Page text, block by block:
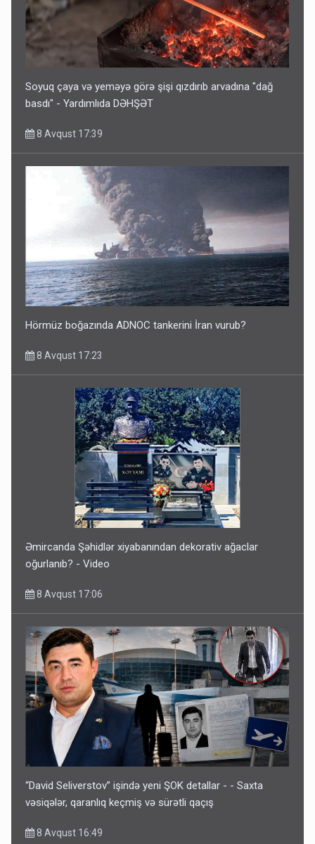
Soyuq çaya və yeməyə görə şişi qızdırıb arvadına "dağ
basdı" - Yardımlıda DƏHŞƏT
8 Avqust 17:39
Hörmüz boğazında ADNOC tankerini İran vurub?
8 Avqust 17:23
Əmircanda Şəhidlər xiyabanından dekorativ ağaclar
oğurlanıb? - Video
8 Avqust 17:06
“David Seliverstov” işində yeni ŞOK detallar - - Saxta
vəsiqələr, qaranlıq keçmiş və sürətli qaçış
8 Avqust 16:49